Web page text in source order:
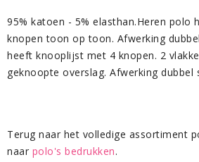
95% katoen - 5% elasthan.Heren polo
knopen toon op toon. Afwerking
heeft knooplijst met 4 knopen. 2
geknoopte overslag. Afwerking dubbel
Terug naar het volledige assortiment
naar polo's bedrukken.